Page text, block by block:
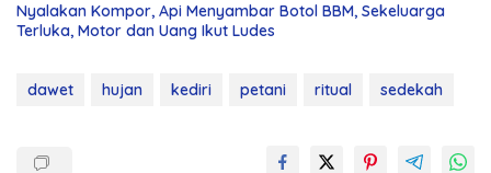
Nyalakan Kompor, Api Menyambar Botol BBM, Sekeluarga
Terluka, Motor dan Uang Ikut Ludes
dawet hujan kediri petani ritual sedekah